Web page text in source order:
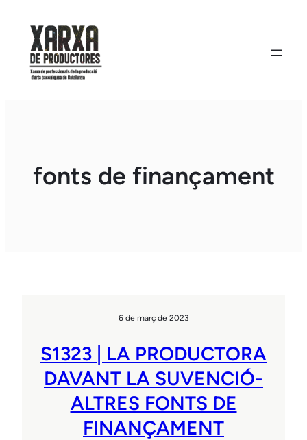
contingut
fonts de finançament
6 de març de 2023
S1323 | LA PRODUCTORA
DAVANT LA SUVENCIÓ-
ALTRES FONTS DE
FINANÇAMENT